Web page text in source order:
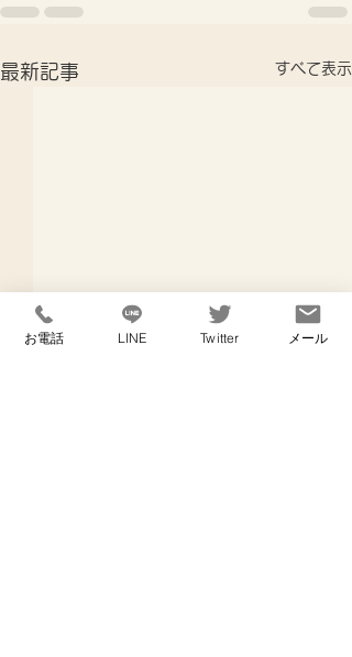
最新記事 すべて表示
お電話 LINE Twitter メール